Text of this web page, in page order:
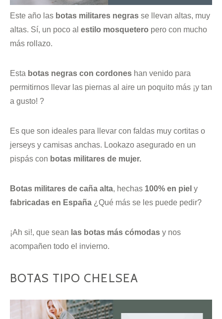
Este año las botas militares negras se llevan altas, muy
altas. Sí, un poco al estilo mosquetero pero con mucho
más rollazo.
Esta botas negras con cordones han venido para
permitirnos llevar las piernas al aire un poquito más ¡y tan
a gusto! ?
Es que son ideales para llevar con faldas muy cortitas o
jerseys y camisas anchas. Lookazo asegurado en un
pispás con botas militares de mujer.
Botas militares de caña alta, hechas 100% en piel y
fabricadas en España ¿Qué más se les puede pedir?
¡Ah si!, que sean las botas más cómodas y nos
acompañen todo el invierno.
BOTAS TIPO CHELSEA